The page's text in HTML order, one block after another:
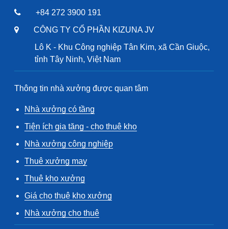
+84 272 3900 191
CÔNG TY CỔ PHẦN KIZUNA JV
Lô K - Khu Công nghiệp Tân Kim, xã Cần Giuộc,
tỉnh Tây Ninh, Việt Nam
Thông tin nhà xưởng được quan tâm
Nhà xưởng có tầng
Tiện ích gia tăng - cho thuê kho
Nhà xưởng công nghiệp
Thuê xưởng may
Thuê kho xưởng
Giá cho thuê kho xưởng
Nhà xưởng cho thuê